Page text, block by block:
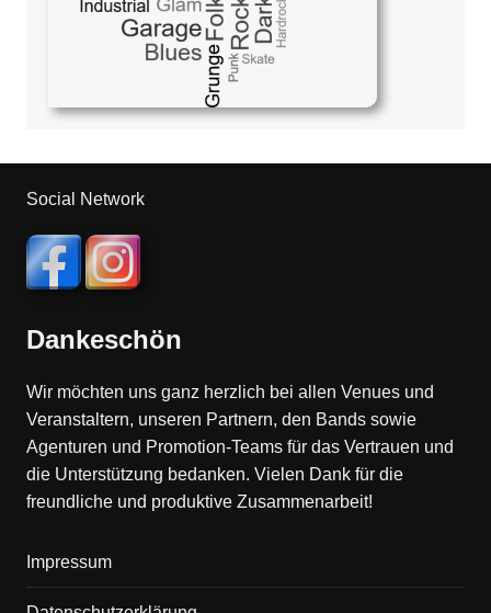
Social Network
Dankeschön
Wir möchten uns ganz herzlich bei allen Venues und
Veranstaltern, unseren Partnern, den Bands sowie
Agenturen und Promotion-Teams für das Vertrauen und
die Unterstützung bedanken. Vielen Dank für die
freundliche und produktive Zusammenarbeit!
Impressum